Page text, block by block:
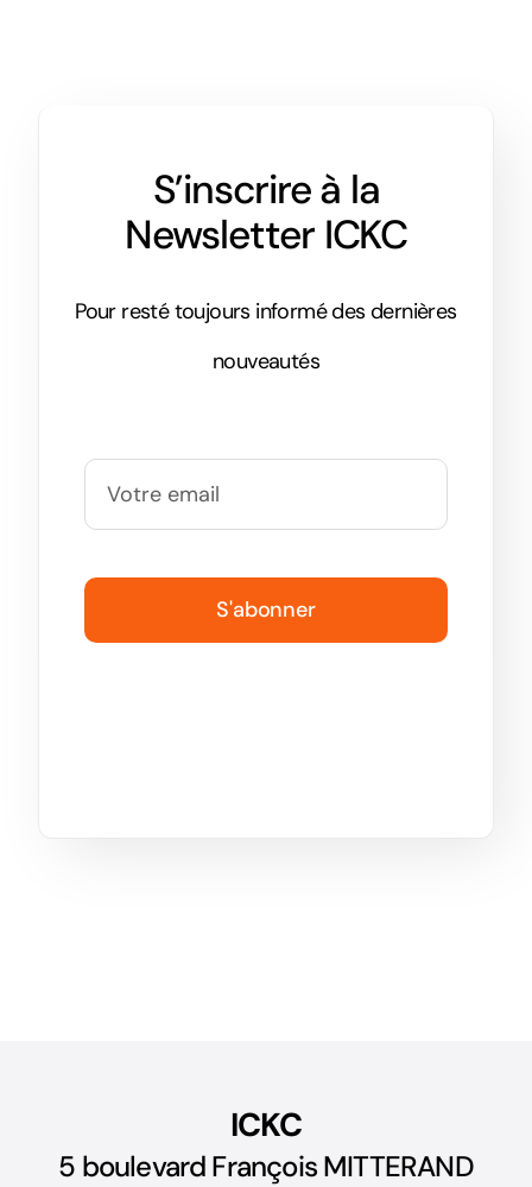
S’inscrire à la
Newsletter ICKC
Pour resté toujours informé des dernières
nouveautés
S'abonner
ICKC
5 boulevard François MITTERAND